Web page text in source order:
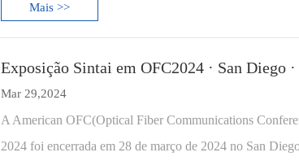
Mais >>
Exposição Sintai em OFC2024 · San Diego
Mar 29,2024
A American OFC(Optical Fiber Communications
2024 foi encerrada em 28 de março de 2024 no San